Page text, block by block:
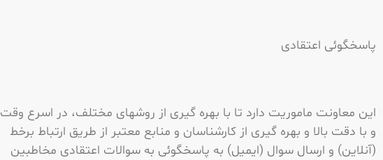
پاسخگوئی اعتقادی
این معاونت ماموریت دارد تا با بهره گیری از روشهای مختلف، در اسرع وقت
و با دقت بالا و بهره گیری از کارشناسان و منابع معتبر از طریق ارتباط برخط
(آنلاین) و ارسال سوال (ایمیل) به پاسخگوئی به سوالات اعتقادی مخاطبین